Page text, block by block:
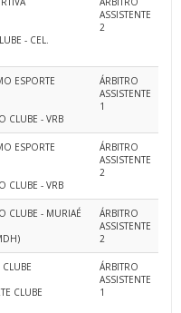
- CEL.
ASSISTENTE
2
ESPORTE
CLUBE - VRB
ÁRBITRO
ASSISTENTE
1
ESPORTE
CLUBE - VRB
ÁRBITRO
ASSISTENTE
2
CLUBE - MURIAÉ
ÁRBITRO
ASSISTENTE
2
CLUBE
ÁRBITRO
ASSISTENTE
1